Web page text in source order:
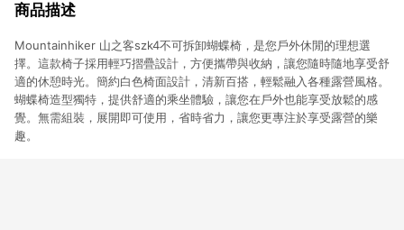
商品描述
Mountainhiker 山之客szk4不可拆卸蝴蝶椅，是您戶外休閒的理想選
擇。這款椅子採用輕巧摺疊設計，方便攜帶與收納，讓您隨時隨地享受舒
適的休憩時光。簡約白色椅面設計，清新百搭，輕鬆融入各種露營風格。
蝴蝶椅造型獨特，提供舒適的乘坐體驗，讓您在戶外也能享受放鬆的感
覺。無需組裝，展開即可使用，省時省力，讓您更專注於享受露營的樂
趣。